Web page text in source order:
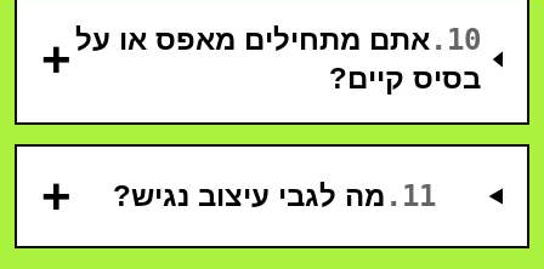
10
.אתם מתחילים מאפס או על
בסיס קיים?
+
11
. מה לגבי עיצוב נגיש? +